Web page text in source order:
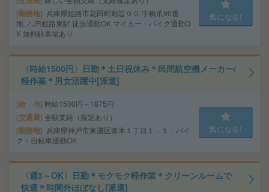
勤務地 兵庫県姫路市花田町勅旨９０ 字橋爪90番
地 ／JR姫路東駅 徒歩通勤OK マイカー・バイク通勤O
K 無料駐車場あり
気になる!
〈時給1500円〉日勤＊土日祝休み＊民間航空機メーカー/
軽作業＊男女活躍中[派遣]
給 与 時給1500円～1875円
交通費 全額支給（規定あり）
勤務地 兵庫県神戸市東灘区青木１丁目１－１：バイ
ク・自転車通勤OK
気になる!
〈週3～OK〉日勤＊モクモク軽作業＊クリーンルームで
快適＊時間外ほぼなし[派遣]